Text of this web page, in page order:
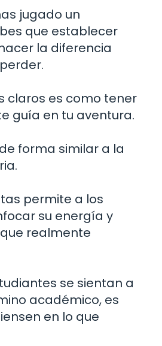
jugado un
que establecer
la diferencia
claros es como tener
guía en tu aventura.
forma similar a la
permite a los
su energía y
realmente
se sientan a
académico, es
en lo que